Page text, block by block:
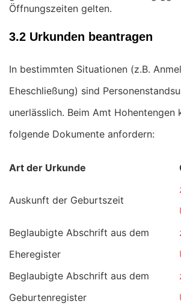
Öffnungszeiten gelten.
3.2 Urkunden beantragen
In bestimmten Situationen (z.B.
Eheschließung) sind
unerlässlich. Beim Amt Hohentengen
folgende Dokumente anfordern:
Art der Urkunde
Auskunft der Geburtszeit
Beglaubigte Abschrift aus dem
Eheregister
Beglaubigte Abschrift aus dem
Geburtenregister